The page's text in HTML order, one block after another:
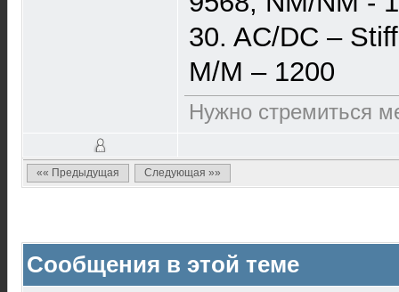
30. AC/DC –
M/M – 1200
Нужно стремиться
«« Предыдущая Следующая »»
Сообщения в этой теме